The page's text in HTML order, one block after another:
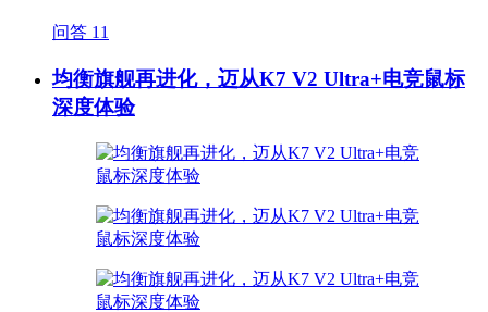
问答 11
均衡旗舰再进化，迈从K7 V2 Ultra+电竞鼠标
深度体验